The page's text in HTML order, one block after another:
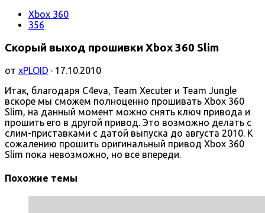
Xbox 360
356
Скорый выход прошивки Xbox 360 Slim
от xPLOID · 17.10.2010
Итак, благодаря C4eva, Team Xecuter и Team Jungle
вскоре мы сможем полноценно прошивать Xbox 360
Slim, на данный момент можно снять ключ привода и
прошить его в другой привод. Это возможно делать с
слим-приставками с датой выпуска до августа 2010. К
сожалению прошить оригинальный привод Xbox 360
Slim пока невозможно, но все впереди.
Похожие темы